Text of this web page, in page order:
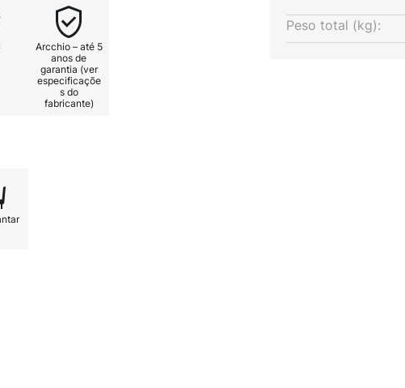
Arcchio – até 5
anos de
garantia (ver
especificaçõe
s do
fabricante)
Peso total (kg):